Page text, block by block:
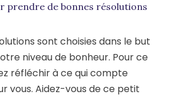
prendre de bonnes résolutions
sont choisies dans le but
niveau de bonheur. Pour ce
réfléchir à ce qui compte
vous. Aidez-vous de ce petit